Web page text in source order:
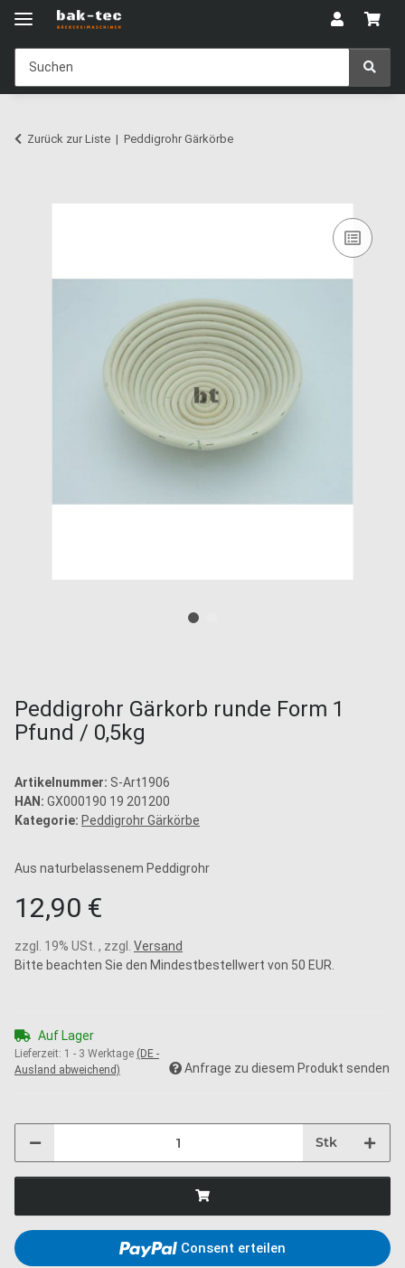
Zurück zur Liste Peddigrohr Gärkörbe
Peddigrohr Gärkorb runde Form 1
Pfund / 0,5kg
Artikelnummer: S-Art1906
HAN: GX000190 19 201200
Kategorie: Peddigrohr Gärkörbe
Aus naturbelassenem Peddigrohr
12,90 €
zzgl. 19% USt. , zzgl. Versand
Bitte beachten Sie den Mindestbestellwert von 50 EUR.
Auf Lager
Lieferzeit: 1 - 3 Werktage (DE -
Ausland abweichend)
Anfrage zu diesem Produkt senden
Stk
Consent erteilen